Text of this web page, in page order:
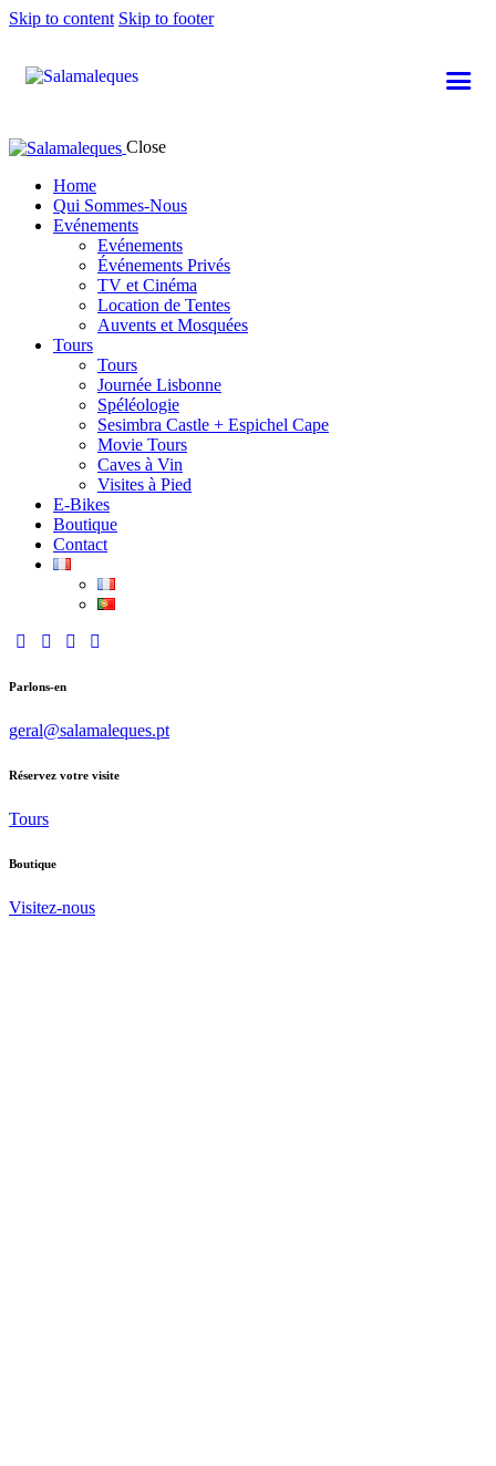
Skip to content Skip to footer
Close
Home
Qui Sommes-Nous
Evénements
Evénements
Événements Privés
TV et Cinéma
Location de Tentes
Auvents et Mosquées
Tours
Tours
Journée Lisbonne
Spéléologie
Sesimbra Castle + Espichel Cape
Movie Tours
Caves à Vin
Visites à Pied
E-Bikes
Boutique
Contact
Parlons-en
geral@salamaleques.pt
Réservez votre visite
Tours
Boutique
Visitez-nous